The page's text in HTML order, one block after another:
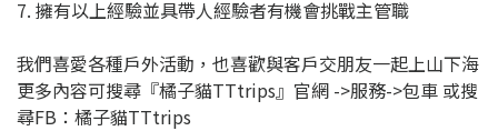
7. 擁有以上經驗並具帶人經驗者有機會挑戰主管職
我們喜愛各種戶外活動，也喜歡與客戶交朋友一起上山下海
更多內容可搜尋『橘子貓TTtrips』官網 ->服務->包車 或搜
尋FB：橘子貓TTtrips